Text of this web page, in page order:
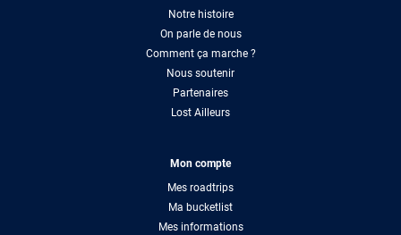
Notre histoire
On parle de nous
Comment ça marche ?
Nous soutenir
Partenaires
Lost Ailleurs
Mon compte
Mes roadtrips
Ma bucketlist
Mes informations